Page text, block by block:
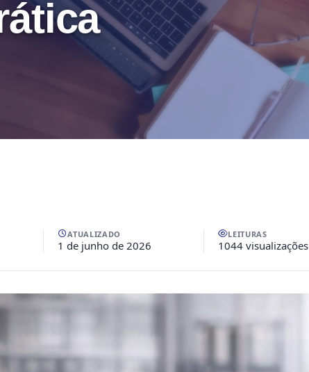
ATUALIZADO
1 de junho de 2026
LEITURAS
1044 visualizações